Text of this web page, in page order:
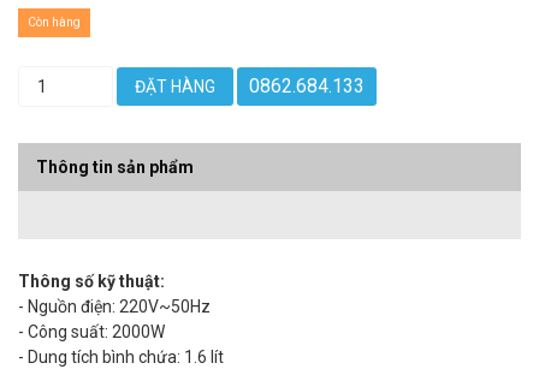
Còn hàng
ĐẶT HÀNG 0862.684.133
Thông tin sản phẩm
Thông số kỹ thuật:
- Nguồn điện: 220V~50Hz​
- Công suất: 2000W
- Dung tích bình chứa: 1.6 lít